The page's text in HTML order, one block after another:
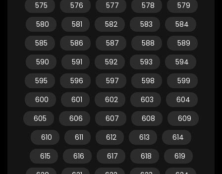
575
576 577 578
579
580
581 582 583
584
585
586 587 588
589
590
591 592 593
594
595
596 597 598
599
600
601 602 603
604
605
606 607 608
609
610
611 612 613
614
615
616 617 618
619